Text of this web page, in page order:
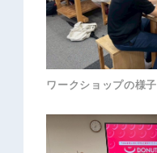
ワークショップの様子